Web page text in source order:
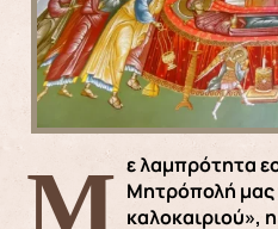
Με λαμπρότητα εορτάσθηκε στην Μητρόπολή μας
καλοκαιριού»,